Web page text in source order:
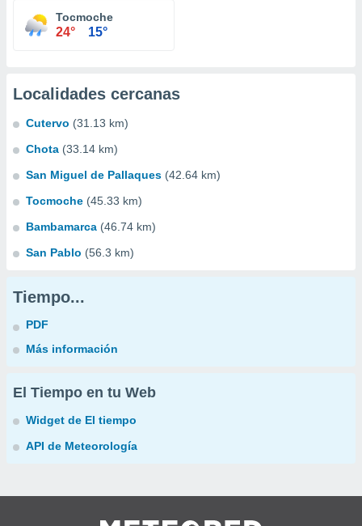
Tocmoche
24° 15°
Localidades cercanas
Cutervo (31.13 km)
Chota (33.14 km)
San Miguel de Pallaques (42.64 km)
Tocmoche (45.33 km)
Bambamarca (46.74 km)
San Pablo (56.3 km)
Tiempo...
PDF
Más información
El Tiempo en tu Web
Widget de El tiempo
API de Meteorología